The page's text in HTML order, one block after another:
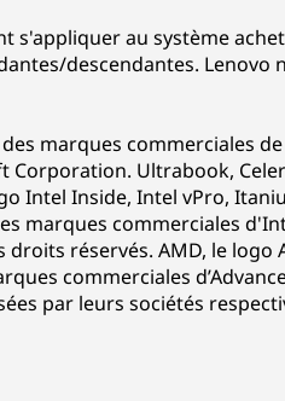
s'appliquer au système
descendantes. Lenovo
marques commerciales
Ultrabook,
Intel Inside, Intel vPro,
marques commerciales
réservés. AMD, le logo
commerciales
par leurs sociétés